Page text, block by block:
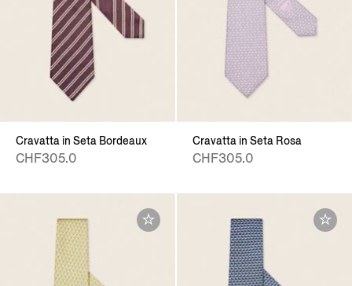
Cravatta in Seta Bordeaux
CHF305.0
Cravatta in Seta Rosa
CHF305.0